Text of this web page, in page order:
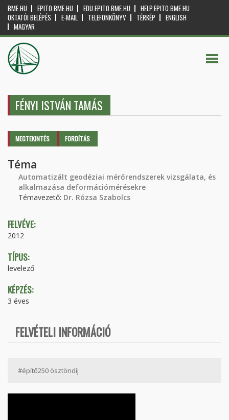
BME.HU EPITO.BME.HU EDU.EPITO.BME.HU
HELP.EPITO.BME.HU
OKTATÓI BELÉPÉS
E-MAIL TELEFONKÖNYV TÉRKÉP
ENGLISH
MAGYAR
FÉNYI ISTVÁN TAMÁS
Elsődleges fülek
MEGTEKINTÉS (AKTÍVFORDÍTÁS
Téma
Automatizált geodéziai mérőrendszerek vizsgálata, és
alkalmazása deformációmérésekre
Témavezető: Dr. Rózsa Szabolcs
FELVÉVE:
2012
TÍPUS:
levelező
KÉPZÉS:
3 éves
FELVÉTELI INFORMÁCIÓ
#építő250 ösztöndíj